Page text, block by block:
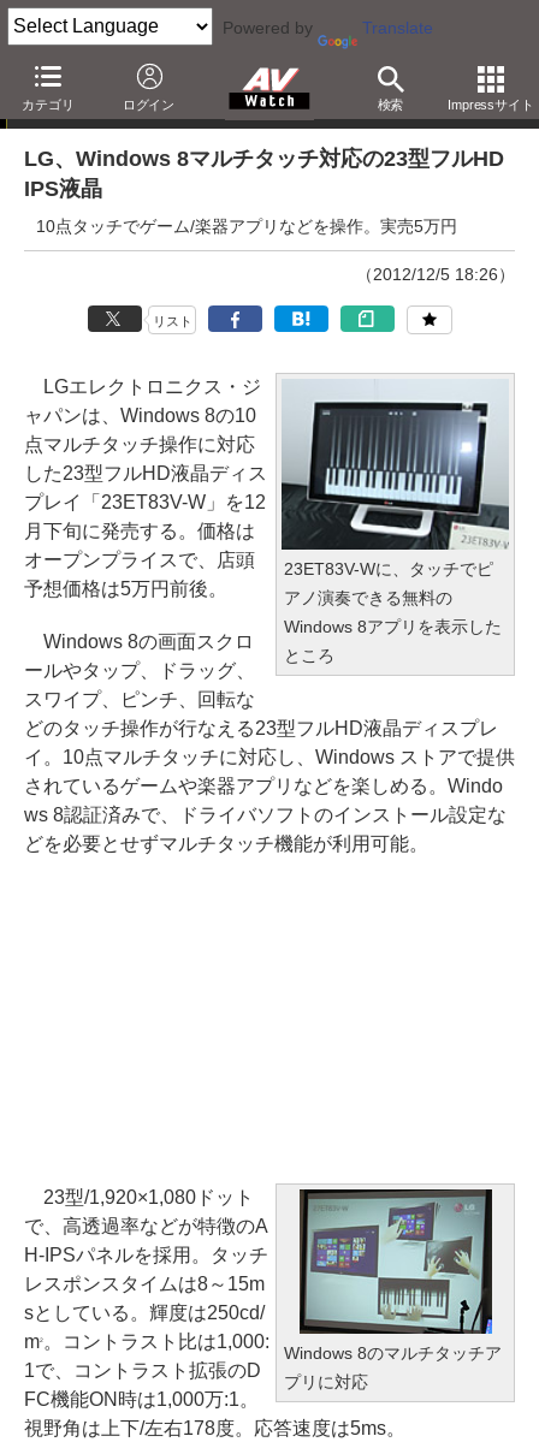
Powered by Translate
カテゴリ ログイン 検索 Impressサイト
ニュース
LG、Windows 8マルチタッチ対応の23型フルHD
IPS液晶
10点タッチでゲーム/楽器アプリなどを操作。実売5万円
（2012/12/5 18:26）
リスト
23ET83V-Wに、タッチでピ
アノ演奏できる無料の
Windows 8アプリを表示した
ところ
LGエレクトロニクス・ジ
ャパンは、Windows 8の10
点マルチタッチ操作に対応
した23型フルHD液晶ディス
プレイ「23ET83V-W」を12
月下旬に発売する。価格は
オープンプライスで、店頭
予想価格は5万円前後。
Windows 8の画面スクロ
ールやタップ、ドラッグ、
スワイプ、ピンチ、回転な
どのタッチ操作が行なえる23型フルHD液晶ディスプレ
イ。10点マルチタッチに対応し、Windows ストアで提供
されているゲームや楽器アプリなどを楽しめる。Windo
ws 8認証済みで、ドライバソフトのインストール設定な
どを必要とせずマルチタッチ機能が利用可能。
Windows 8のマルチタッチア
プリに対応
23型/1,920×1,080ドット
で、高透過率などが特徴のA
H-IPSパネルを採用。タッチ
レスポンスタイムは8～15m
sとしている。輝度は250cd/
m2 。コントラスト比は1,000:
1で、コントラスト拡張のD
FC機能ON時は1,000万:1。
視野角は上下/左右178度。応答速度は5ms。